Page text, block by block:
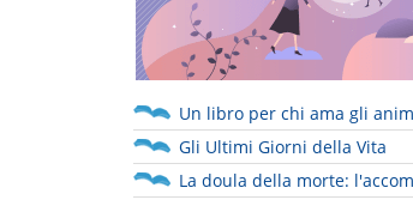
Un libro per chi ama gli
Gli Ultimi Giorni della Vita
La doula della morte: